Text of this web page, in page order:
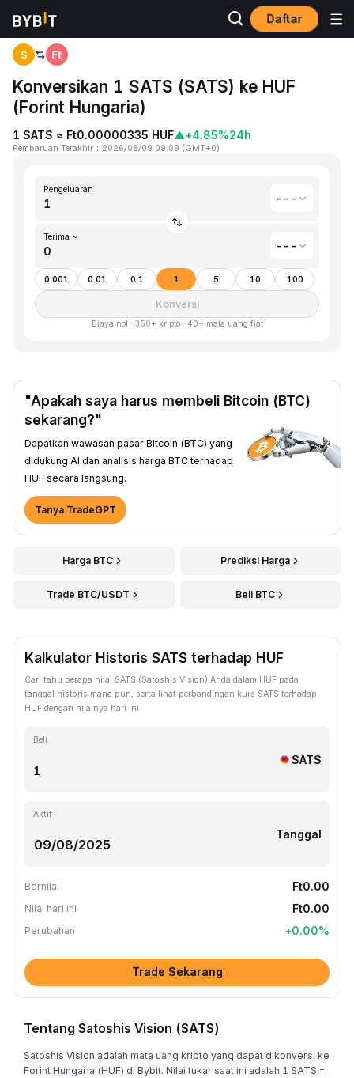
Daftar
Beranda Satoshis Vision(SATS) to Forint Hungaria(HUF)
S
Konversikan 1 SATS (SATS) ke HUF
(Forint Hungaria)
1 SATS ≈ Ft0.00000335 HUF▲+4.85%24h
Pembaruan Terakhir ： 2026/08/09 09:09 (GMT+0)
Pengeluaran
---
Terima ~
---
0.001 0.01 0.1 1 5 10 100
Konversi
Biaya nol · 350+ kripto · 40+ mata uang fiat
"Apakah saya harus membeli Bitcoin (BTC)
sekarang?"
Dapatkan wawasan pasar Bitcoin (BTC) yang
didukung AI dan analisis harga BTC terhadap
HUF secara langsung.
Tanya TradeGPT
Harga BTC Prediksi Harga
Trade BTC/USDT Beli BTC
Kalkulator Historis SATS terhadap HUF
Cari tahu berapa nilai SATS (Satoshis Vision) Anda dalam HUF pada
tanggal historis mana pun, serta lihat perbandingan kurs SATS terhadap
HUF dengan nilainya hari ini.
Beli
SATS
Aktif
Tanggal
Bernilai Ft0.00
Nilai hari ini Ft0.00
Perubahan +0.00%
Trade Sekarang
Tentang Satoshis Vision (SATS)
Satoshis Vision adalah mata uang kripto yang dapat dikonversi ke
Forint Hungaria (HUF) di Bybit. Nilai tukar saat ini adalah 1 SATS =